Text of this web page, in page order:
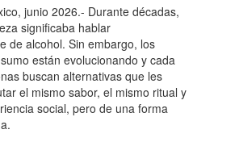
junio 2026.- Durante décadas,
significaba hablar
de alcohol. Sin embargo, los
están evolucionando y cada
buscan alternativas que les
el mismo sabor, el mismo ritual y
social, pero de una forma